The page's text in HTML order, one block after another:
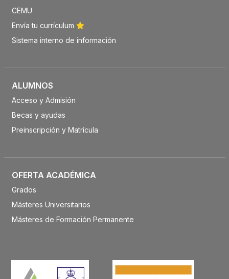
CEMU
Envía tu currículum
Sistema interno de información
ALUMNOS
Acceso y Admisión
Becas y ayudas
Preinscripción y Matrícula
OFERTA ACADÉMICA
Grados
Másteres Universitarios
Másteres de Formación Permanente